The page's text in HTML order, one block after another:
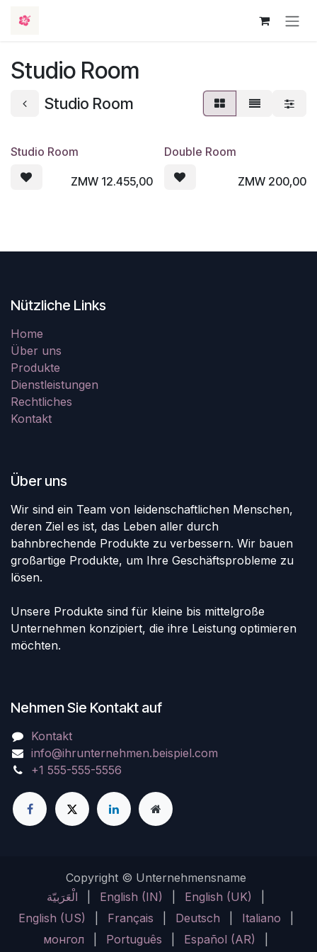
Studio Room
Studio Room
Studio Room
ZMW 12.455,00
Double Room
ZMW 200,00
Nützliche Links
Home
Über uns
Produkte
Dienstleistungen
Rechtliches
Kontakt
Über uns
Wir sind ein Team von leidenschaftlichen Menschen,
deren Ziel es ist, das Leben aller durch
bahnbrechende Produkte zu verbessern. Wir bauen
großartige Produkte, um Ihre Geschäftsprobleme zu
lösen.
Unsere Produkte sind für kleine bis mittelgroße
Unternehmen konzipiert, die ihre Leistung optimieren
möchten.
Nehmen Sie Kontakt auf
Kontakt
info@ihrunternehmen.beispiel.com
+1 555-555-5556
Copyright © Unternehmensname
الْعَرَبيّة
English (IN) English (UK)
English (US)
Français Deutsch Italiano
монгол
Português Español (AR)